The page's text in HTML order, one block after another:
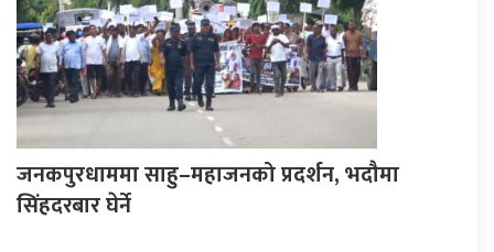
जनकपुरधाममा साहु–महाजनको प्रदर्शन, भदौमा
सिंहदरबार घेर्ने